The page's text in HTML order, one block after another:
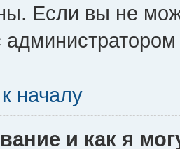
Если вы не
началу
и как я